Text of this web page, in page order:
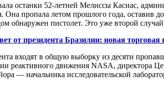
останки 52-летней Мелиссы Касиас,
пропала летом прошлого года, оставив
обнаружен пистолет. Это уже второй
от президента Бразилии: новая
входят в общую выборку из десяти
реактивного движения NASA, директора
— начальника исследовательской